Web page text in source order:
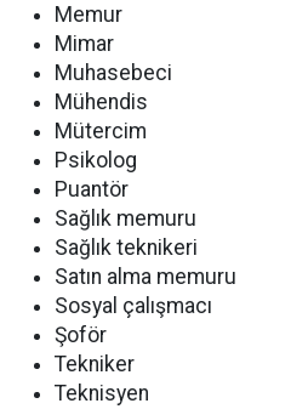
Memur
Mimar
Muhasebeci
Mühendis
Mütercim
Psikolog
Puantör
Sağlık memuru
Sağlık teknikeri
Satın alma memuru
Sosyal çalışmacı
Şoför
Tekniker
Teknisyen